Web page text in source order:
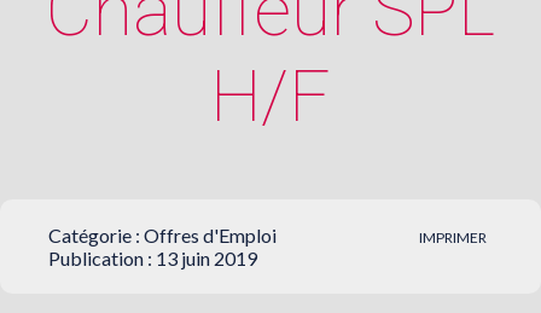
H/F
IMPRIMER
Catégorie : Offres d'Emploi
Publication : 13 juin 2019